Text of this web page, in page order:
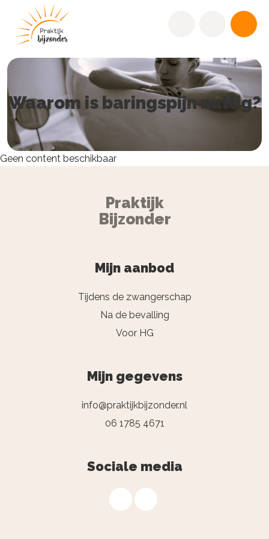
Waarom is baringspijn nuttig?
Geen content beschikbaar
Praktijk
Bijzonder
Mijn aanbod
Tijdens de zwangerschap
Na de bevalling
Voor HG
Mijn gegevens
info@praktijkbijzonder.nl
06 1785 4671
Sociale media